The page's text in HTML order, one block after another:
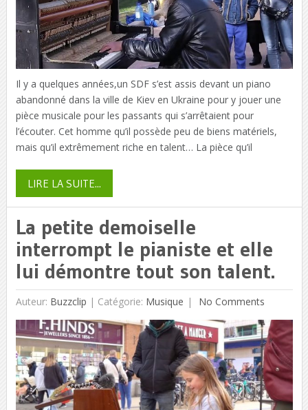
Il y a quelques années,un SDF s’est assis devant un piano
abandonné dans la ville de Kiev en Ukraine pour y jouer une
pièce musicale pour les passants qui s’arrêtaient pour
l’écouter. Cet homme qu’il possède peu de biens matériels,
mais qu’il extrêmement riche en talent… La pièce qu’il
LIRE LA SUITE...
La petite demoiselle
interrompt le pianiste et elle
lui démontre tout son talent.
Auteur: Buzzclip | Catégorie: Musique No Comments